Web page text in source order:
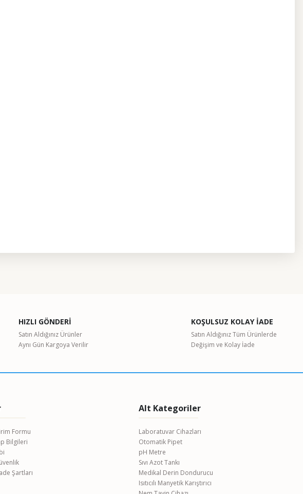
HIZLI GÖNDERİ
Satın Aldığınız Ürünler
Aynı Gün Kargoya Verilir
KOŞULSUZ KOLAY İADE
Satın Aldığınız Tüm Ürünlerde
Değişim ve Kolay İade
Formu
Bilgileri
Şartları
Alt Kategoriler
Laboratuvar Cihazları
Otomatik Pipet
pH Metre
Sıvı Azot Tankı
Medikal Derin Dondurucu
Isıtıcılı Manyetik Karıştırıcı